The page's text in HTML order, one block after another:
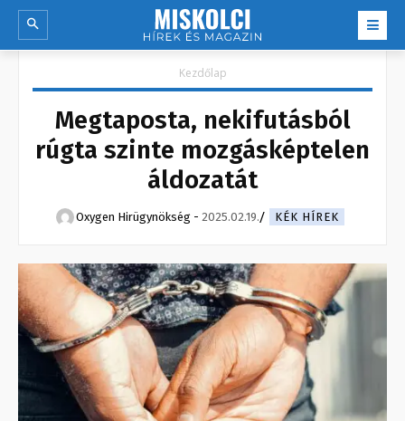
Kezdőlap
Megtaposta, nekifutásból
rúgta szinte mozgásképtelen
áldozatát
Oxygen Hirügynökség - 2025.02.19. KÉK HÍREK